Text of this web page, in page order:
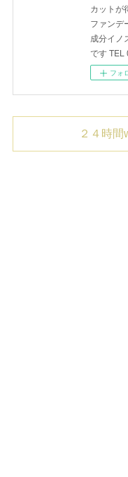
カットが
ファンデ
成分イノ
です TEL
フォ
２４時